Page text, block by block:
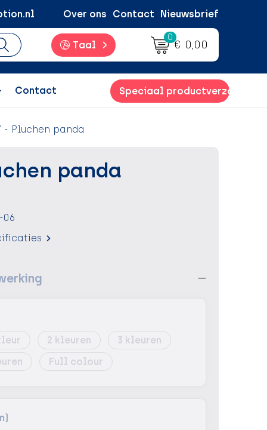
Over ons Contact Nieuwsbrief
Taal
0
€ 0,00
Contact Speciaal productverzoek
- Pluchen panda
panda
06
2
3
Full colour